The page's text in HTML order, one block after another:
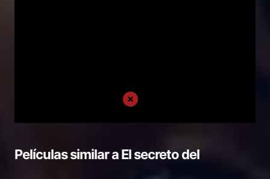
Películas similar aEl secreto del